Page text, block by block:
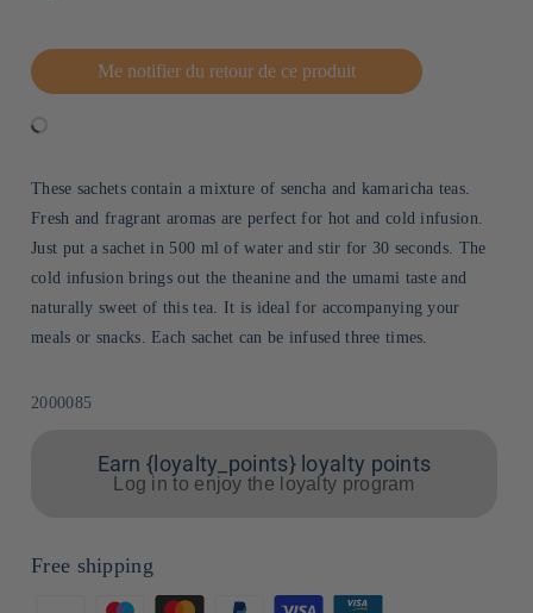
Me notifier du retour de ce produit
These sachets contain a mixture of sencha and kamaricha teas.
Fresh and fragrant aromas are perfect for hot and cold infusion.
Just put a sachet in 500 ml of water and stir for 30 seconds. The
cold infusion brings out the theanine and the umami taste and
naturally sweet of this tea. It is ideal for accompanying your
meals or snacks. Each sachet can be infused three times.
Sku:
2000085
Earn {loyalty_points} loyalty points
Log in to enjoy the loyalty program
Free shipping